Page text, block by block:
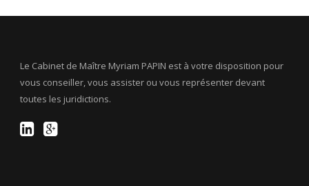
Le Cabinet de Maître Myriam PAPIN est à votre disposition pour
vous conseiller, vous assister ou vous représenter devant
toutes les juridictions.